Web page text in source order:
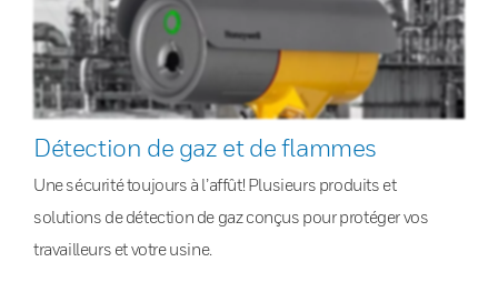
Détection de gaz et de flammes
Une sécurité toujours à l’affût! Plusieurs produits et
solutions de détection de gaz conçus pour protéger vos
travailleurs et votre usine.